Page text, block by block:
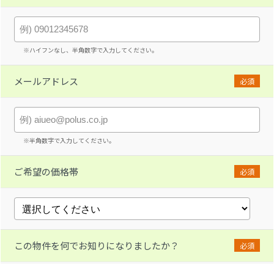
※ハイフンなし、半角数字で入力してください。
メールアドレス 必須
※半角数字で入力してください。
ご希望の価格帯 必須
この物件を何でお知りになりましたか？ 必須